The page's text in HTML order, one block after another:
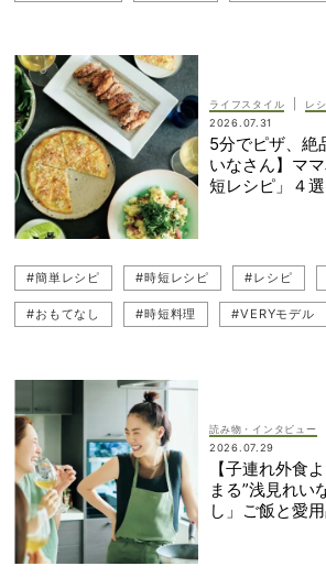
ライフスタイル
レ
2026.07.31
5分でピザ、絶
いなさん】マ
短レシピ」４選
#簡単レシピ #時短レシピ #レシピ
#おもてなし #時短料理 #VERYモデル
読み物・インタビュー
2026.07.29
【子連れ外食
まる”浅見れい
し」ご飯と愛